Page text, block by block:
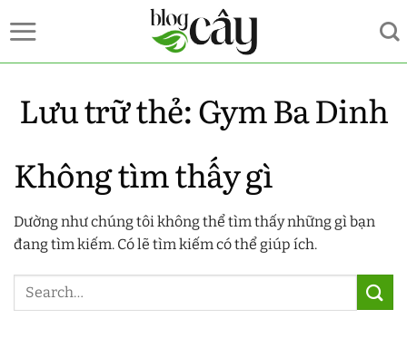
qua
Lưu trữ thẻ:Gym Ba Dinh
Không tìm thấy gì
Dường như chúng tôi không thể tìm thấy những gì bạn
đang tìm kiếm. Có lẽ tìm kiếm có thể giúp ích.